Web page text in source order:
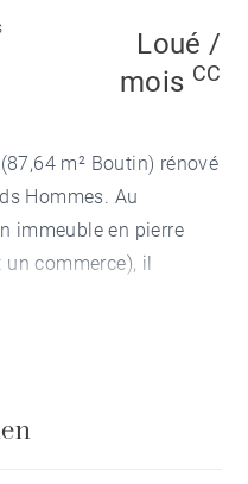
Loué /
mois CC
m² Boutin) rénové
Hommes. Au
immeuble en pierre
commerce), il
aménagée, un WC
salle d'eau. Le
salle de bains avec